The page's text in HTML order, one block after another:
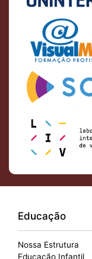
Educação
Nossa Estrutura
Educação Infantil